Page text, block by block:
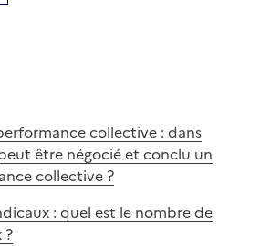
collective : dans
être négocié et conclu un
collective ?
: quel est le nombre de
?